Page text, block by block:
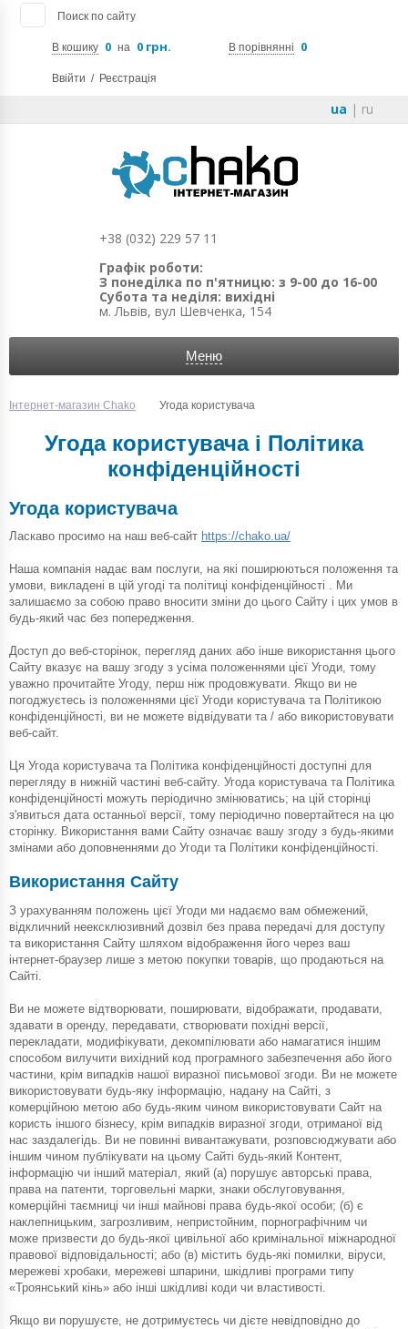
Поиск по сайту
В кошику 0 на 0 грн. В порівнянні 0
Ввійти / Реєстрація
ua | ru
+38 (032) 229 57 11
Графік роботи:
З понеділка по п'ятницю: з 9-00 до 16-00
Субота та неділя: вихідні
м. Львів, вул Шевченка, 154
Меню
Інтернет-магазин Chako Угода користувача
Угода користувача і Політика
конфіденційності
Угода користувача
Ласкаво просимо на наш веб-сайт https://chako.ua/
Наша компанія надає вам послуги, на які поширюються положення та
умови, викладені в цій угоді та політиці конфіденційності . Ми
залишаємо за собою право вносити зміни до цього Сайту і цих умов в
будь-який час без попередження.
Доступ до веб-сторінок, перегляд даних або інше використання цього
Сайту вказує на вашу згоду з усіма положеннями цієї Угоди, тому
уважно прочитайте Угоду, перш ніж продовжувати. Якщо ви не
погоджуєтесь із положеннями цієї Угоди користувача та Політикою
конфіденційності, ви не можете відвідувати та / або використовувати
веб-сайт.
Ця Угода користувача та Політика конфіденційності доступні для
перегляду в нижній частині веб-сайту. Угода користувача та Політика
конфіденційності можуть періодично змінюватись; на цій сторінці
з'явиться дата останньої версії, тому періодично повертайтеся на цю
сторінку. Використання вами Сайту означає вашу згоду з будь-якими
змінами або доповненнями до Угоди та Політики конфіденційності.
Використання Сайту
З урахуванням положень цієї Угоди ми надаємо вам обмежений,
відкличний неексклюзивний дозвіл без права передачі для доступу
та використання Сайту шляхом відображення його через ваш
інтернет-браузер лише з метою покупки товарів, що продаються на
Сайті.
Ви не можете відтворювати, поширювати, відображати, продавати,
здавати в оренду, передавати, створювати похідні версії,
перекладати, модифікувати, декомпілювати або намагатися іншим
способом вилучити вихідний код програмного забезпечення або його
частини, крім випадків нашої виразної письмової згоди. Ви не можете
використовувати будь-яку інформацію, надану на Сайті, з
комерційною метою або будь-яким чином використовувати Сайт на
користь іншого бізнесу, крім випадків виразної згоди, отриманої від
нас заздалегідь. Ви не повинні вивантажувати, розповсюджувати або
іншим чином публікувати на цьому Сайті будь-який Контент,
інформацію чи інший матеріал, який (а) порушує авторські права,
права на патенти, торговельні марки, знаки обслуговування,
комерційні таємниці чи інші майнові права будь-якої особи; (б) є
наклепницьким, загрозливим, непристойним, порнографічним чи
може призвести до будь-якої цивільної або кримінальної міжнародної
правової відповідальності; або (в) містить будь-які помилки, віруси,
мережеві хробаки, мережеві шпарини, шкідливі програми типу
«Троянський кінь» або інші шкідливі коди чи властивості.
Якщо ви порушуєте, не дотримуєтесь чи дієте невідповідно до